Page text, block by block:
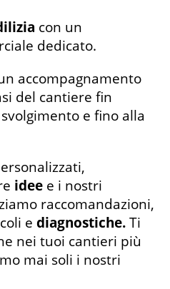
con un
dedicato.
accompagnamento
del cantiere fin
e fino alla
idee e i nostri
raccomandazioni,
e diagnostiche.Ti
nei tuoi cantieri più
mai soli i nostri